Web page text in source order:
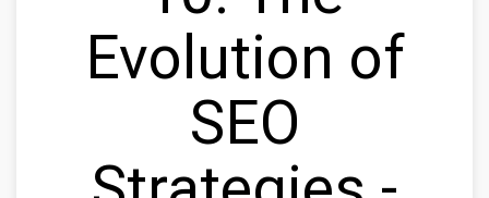
Evolution of
SEO